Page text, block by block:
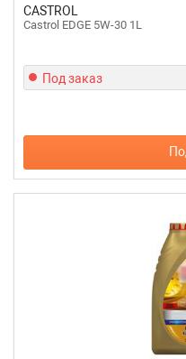
CASTROL
Castrol EDGE 5W-30 1L
Под заказ